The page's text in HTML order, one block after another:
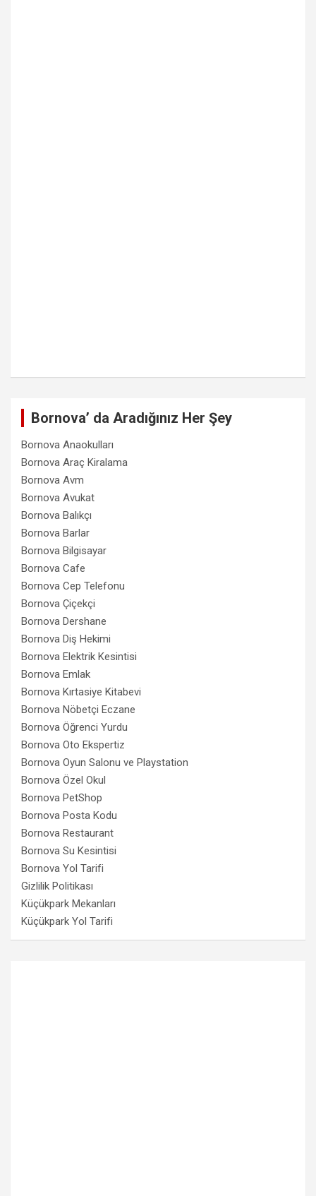
Bornova’ da Aradığınız Her Şey
Bornova Anaokulları
Bornova Araç Kiralama
Bornova Avm
Bornova Avukat
Bornova Balıkçı
Bornova Barlar
Bornova Bilgisayar
Bornova Cafe
Bornova Cep Telefonu
Bornova Çiçekçi
Bornova Dershane
Bornova Diş Hekimi
Bornova Elektrik Kesintisi
Bornova Emlak
Bornova Kırtasiye Kitabevi
Bornova Nöbetçi Eczane
Bornova Öğrenci Yurdu
Bornova Oto Ekspertiz
Bornova Oyun Salonu ve Playstation
Bornova Özel Okul
Bornova PetShop
Bornova Posta Kodu
Bornova Restaurant
Bornova Su Kesintisi
Bornova Yol Tarifi
Gizlilik Politikası
Küçükpark Mekanları
Küçükpark Yol Tarifi